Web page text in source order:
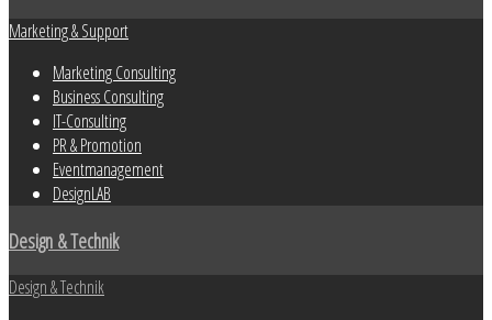
Marketing & Support
Marketing Consulting
Business Consulting
IT-Consulting
PR & Promotion
Eventmanagement
DesignLAB
Design & Technik
Design & Technik